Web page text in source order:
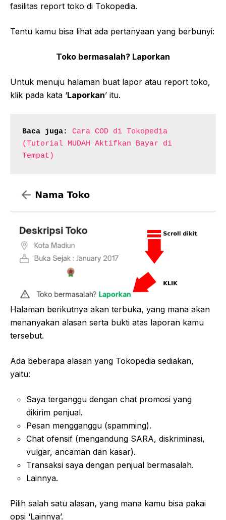
fasilitas report toko di Tokopedia.
Tentu kamu bisa lihat ada pertanyaan yang berbunyi:
Toko bermasalah? Laporkan
Untuk menuju halaman buat lapor atau report toko,
klik pada kata ‘Laporkan’ itu.
Baca juga:
Cara COD di Tokopedia
(Tutorial MUDAH Aktifkan Bayar di
Tempat)
Halaman berikutnya akan terbuka, yang mana akan
menanyakan alasan serta bukti atas laporan kamu
tersebut.
Ada beberapa alasan yang Tokopedia sediakan,
yaitu:
Saya terganggu dengan chat promosi yang
dikirim penjual.
Pesan mengganggu (spamming).
Chat ofensif (mengandung SARA, diskriminasi,
vulgar, ancaman dan kasar).
Transaksi saya dengan penjual bermasalah.
Lainnya.
Pilih salah satu alasan, yang mana kamu bisa pakai
opsi ‘Lainnya’.